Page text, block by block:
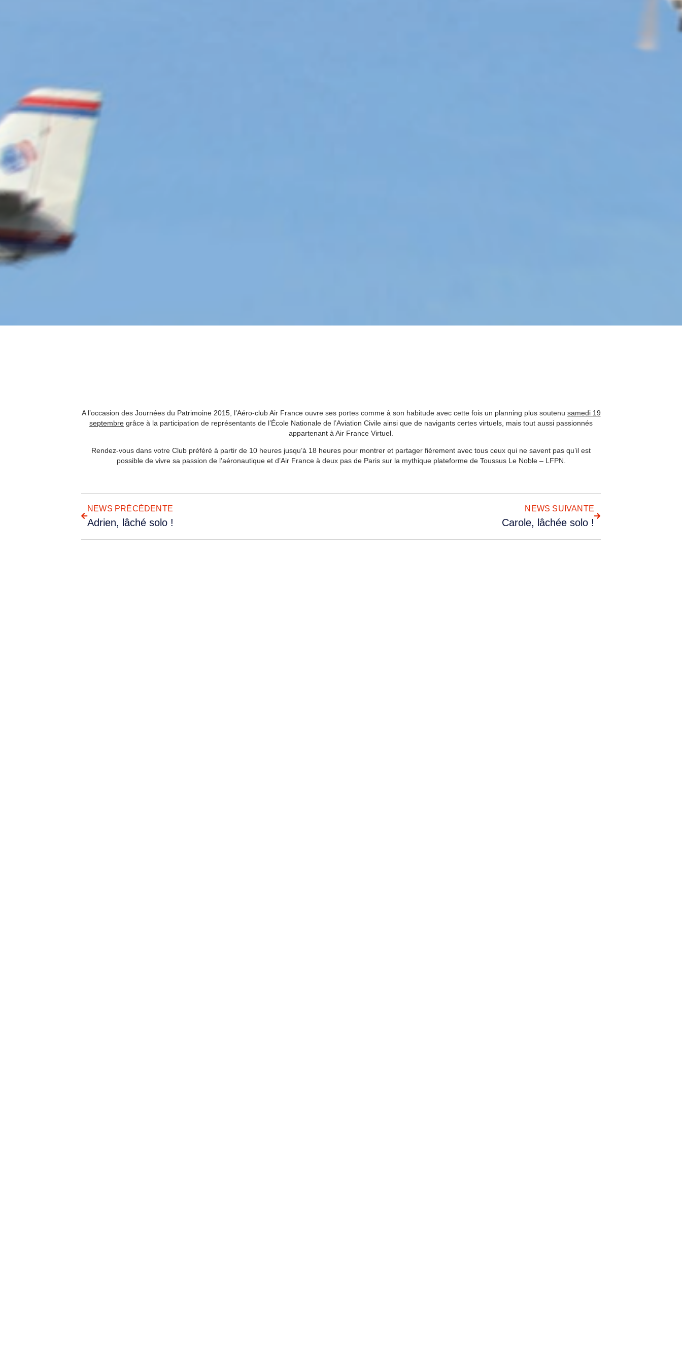
A l’occasion des Journées du Patrimoine 2015, l’Aéro-club Air France ouvre ses portes comme à son habitude avec cette fois un planning plus soutenu samedi 19
septembre grâce à la participation de représentants de l’École Nationale de l’Aviation Civile ainsi que de navigants certes virtuels, mais tout aussi passionnés
appartenant à Air France Virtuel.
Rendez-vous dans votre Club préféré à partir de 10 heures jusqu’à 18 heures pour montrer et partager fièrement avec tous ceux qui ne savent pas qu’il est
possible de vivre sa passion de l’aéronautique et d’Air France à deux pas de Paris sur la mythique plateforme de Toussus Le Noble – LFPN.
NEWS PRÉCÉDENTE
Adrien, lâché solo !
NEWS SUIVANTE
Carole, lâchée solo !